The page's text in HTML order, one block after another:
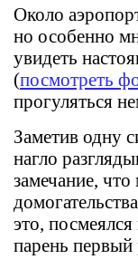
Около
но особенно
увидеть
(посмотреть
прогуляться
Заметив одну
нагло
замечание, что
это,
парень